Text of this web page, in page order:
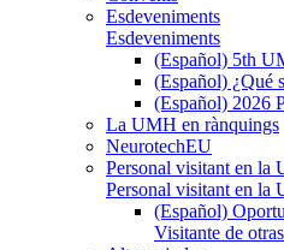
Esdeveniments
Esdeveniments
(Español) 5th
(Español) ¿Qué
(Español) 2026
La UMH en rànquings
NeurotechEU
Personal visitant en la
Personal visitant en la
(Español)
Visitante de